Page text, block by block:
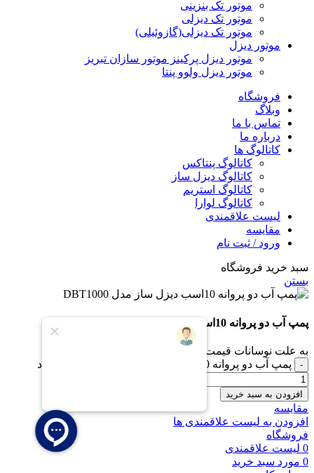
موتور تک بنزینی
موتور تک دیزلی
موتور تک دیزلی(گازوئیلی)
موتور دیزل
موتور دیزل پرکینز موتور سازان تبریز
موتور دیزل ولوو پنتا
فروشگاه
وبلاگ
تماس با ما
درباره ما
کاتالوگ ها
کاتالوگ پنتاکس
کاتالوگ دیزل ساز
کاتالوگ استریم
کاتالوگ لوارا
لیست علاقمندی
مقایسه
ورود / ثبت نام
سبد خرید فروشگاه
بستن
پمپ آب دو پروانه 10اسب دیزل ساز مدل DBT1000
به علت نوسانات قیمت، برای خرید در واتس اپ پیام دهید.
پمپ آب دو پروانه 10اسب دیزل ساز مدل DBT1000 عدد
افزودن به سبد خرید
مقایسه
افزودن به لیست علاقمندی ها
فروشگاه
0 لیست علاقمندی
0 مورد سبد خرید